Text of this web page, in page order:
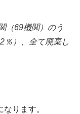
（69機関）のう
％）、全て廃棄し
ります。